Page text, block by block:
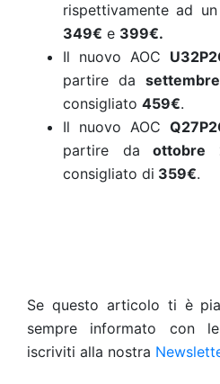
rispettivamente ad
349€ e 399€.
Il nuovo AOC
partire da
consigliato 459€.
Il nuovo AOC
partire da ottobre
consigliato di 359€.
Se questo articolo ti è
sempre informato con
iscriviti alla nostra